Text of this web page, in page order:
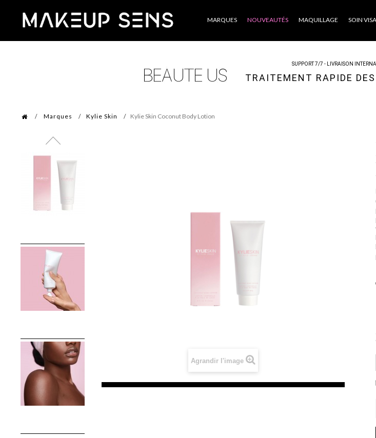
Catégories MARQUES NOUVEAUTÉS MAQUILLAGE SOIN
SUPPORT 7/7 - LIVRAISON
TRAITEMENT RAPIDE
Marques Kylie Skin Kylie Skin Coconut Body Lotion
Agrandir l'image